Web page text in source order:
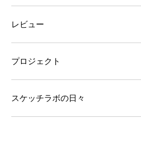
レビュー
プロジェクト
スケッチラボの日々